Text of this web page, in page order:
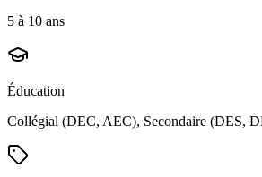
5 à 10 ans
Éducation
Collégial (DEC, AEC), Secondaire (DES,